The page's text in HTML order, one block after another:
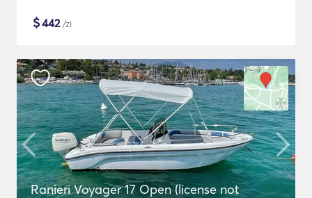
$442/zi
Ranieri Voyager 17 Open (license not